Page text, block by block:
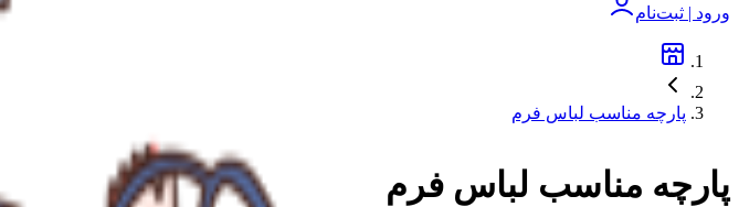
ورود | ثبت‌نام
پارچه مناسب لباس فرم
پارچه مناسب لباس فرم